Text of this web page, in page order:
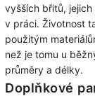
vyšších břitů,
v práci. Životnost
použitým
než je tomu u
průměry a délky.
Doplňkové